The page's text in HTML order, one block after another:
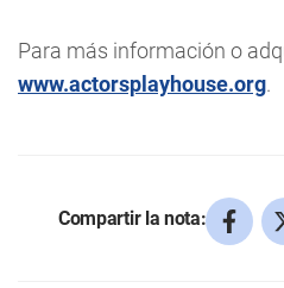
Para más información o
www.actorsplayhouse.org.
Compartir la nota: